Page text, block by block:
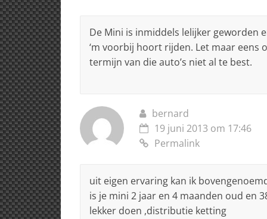
De Mini is inmiddels lelijker geworden
‘m voorbij hoort rijden. Let maar eens
termijn van die auto’s niet al te best.
bernard
19 juni 2013 om 17:46
Permalink
uit eigen ervaring kan ik
is je mini 2 jaar en 4 maanden oud en
lekker doen ,distributie ketting